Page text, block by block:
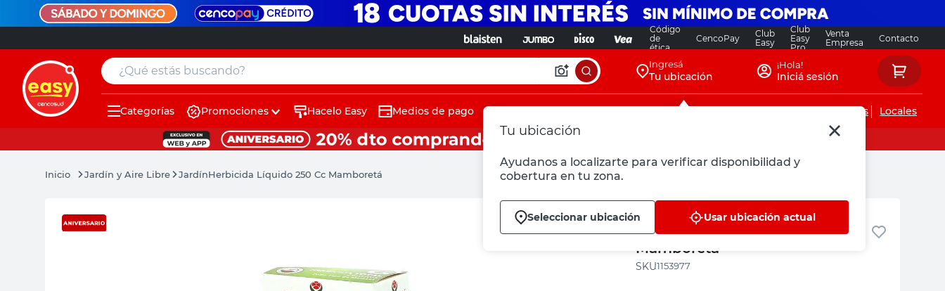
Código
de
ética
CencoPay
Club
Easy
Club
Easy
Pro
Venta
Empresa
Contacto
¿Qué estás buscando? Ingresá
Tu ubicación
Tu ubicación
Ayudanos a localizarte para verificar disponibilidad y
cobertura en tu zona.
Seleccionar ubicación Usar ubicación actual
¡Hola!
Iniciá sesión
Categorías Promociones Hacelo Easy Medios de pago Servicios de instalaciones Locales
Jardín y Aire Libre JardínHerbicida Líquido 250 Cc Mamboretá
Mamboretá
Herbicida Líquido 250 Cc
Mamboretá
:1153977
muebles